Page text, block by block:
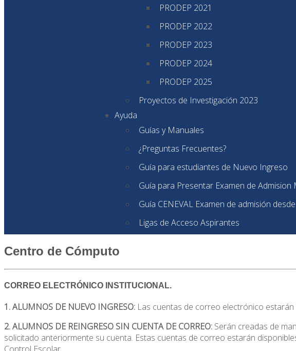
PRODEP 2021
PRODEP 2022
PRODEP 2023
PRODEP 2024
PRODEP 2025
Proyectos de Investigación 2023
Ayuda
Guías y Manuales
¿Preguntas Frecuentes?
Guía para estudiantes de Nuevo Ingreso
Guía para Presentar Examen de Admision
Guía CENEVAL Examen de admisión
Ligas de Acceso Aspirantes
Centro de Cómputo
CORREO ELECTRÓNICO INSTITUCIONAL.
1. ALUMNOS DE NUEVO INGRESO: Las cuentas de correo electrónico
2. ALUMNOS DE REINGRESO SIN CUENTA DE CORREO: Serán creadas de
solicitado anteriormente su cuenta. Estas cuentas de correo estarán